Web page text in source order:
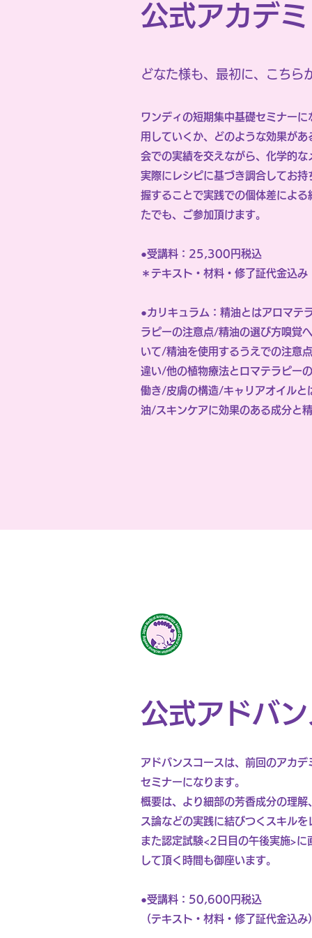
公式アカデ
どなた様も、最初に、こちら
ワンディの短期集中基礎セミナー
用していくか、どのような効果が
会での実績を交えながら、化学的
実際にレシピに基づき調合してお
握することで実践での個体差によ
たでも、ご参加頂けます。
●受講料：25,300円税込
＊テキスト・材料・修了証代金込み
●カリキュラム：精油とはアロマテ
ラピーの注意点/精油の選び方嗅覚
いて/精油を使用するうえでの注意
違い/他の植物療法とロマテラピー
働き/皮膚の構造/キャリアオイルと
油/スキンケアに効果のある成分と
公式アドバ
アドバンスコースは、前回のアカ
セミナーになります。
概要は、より細部の芳香成分の理
ス論などの実践に結びつくスキル
また認定試験<2日目の午後実施>に
して頂く時間も御座います。
●受講料：50,600円税込
（テキスト・材料・修了証代金込み